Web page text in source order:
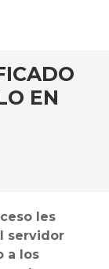
EN
les
servidor
a los